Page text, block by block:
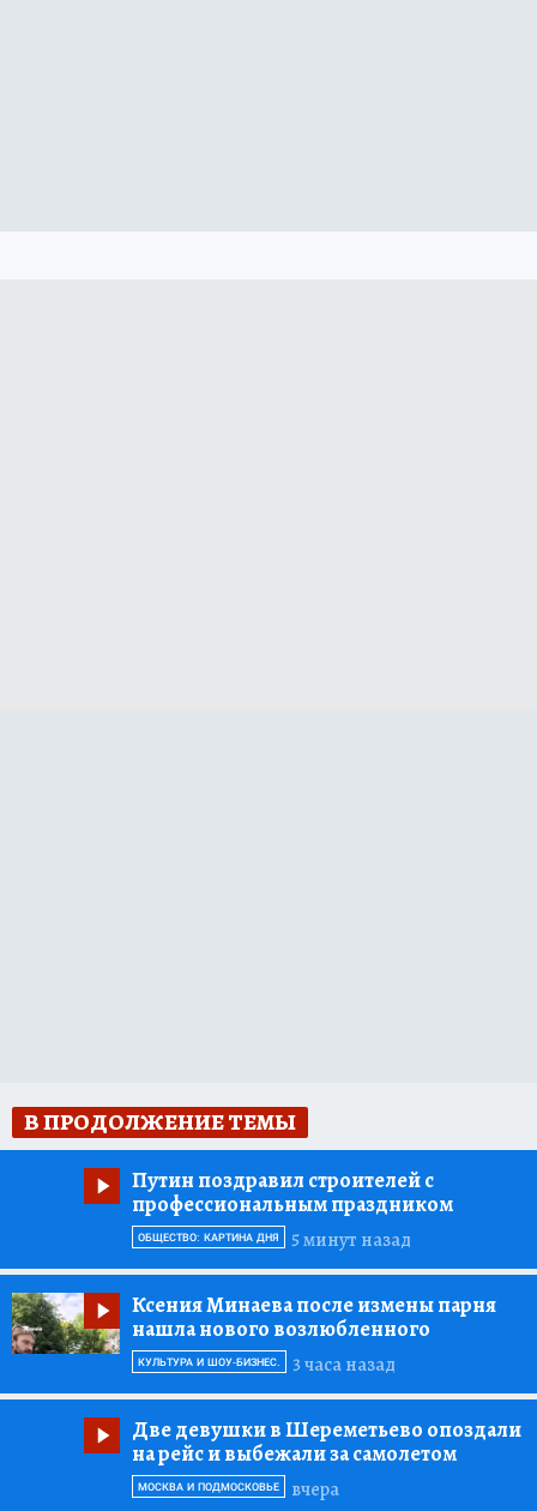
В ПРОДОЛЖЕНИЕ ТЕМЫ
Путин поздравил строителей с
профессиональным праздником
5 минут назад
ОБЩЕСТВО: КАРТИНА ДНЯ
Ксения Минаева после измены парня
нашла нового возлюбленного
3 часа назад
КУЛЬТУРА И ШОУ-БИЗНЕС.
Две девушки в Шереметьево опоздали
на рейс и выбежали за самолетом
вчера
МОСКВА И ПОДМОСКОВЬЕ